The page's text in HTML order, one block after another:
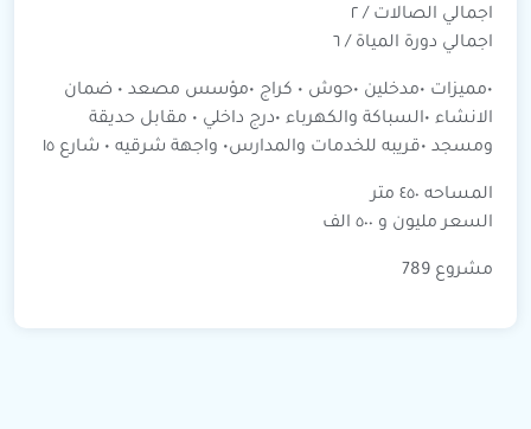
اجمالي الصالات / ٢
اجمالي دورة المياة / ٦
•مميزات •مدخلين •حوش • كراج •مؤسس مصعد • ضمان
الانشاء •السباكة والكهرباء •درج داخلي • مقابل حديقة
ومسجد •قريبه للخدمات والمدارس• واجهة شرقيه • شارع ١٥
المساحه ٤٥٠ متر
السعر مليون و ٥٠٠ الف
مشروع 789